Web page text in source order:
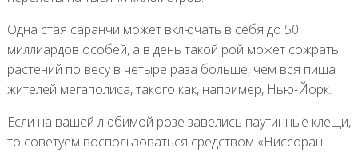
Одна стая саранчи может включать в себя до 50
миллиардов особей, а в день такой рой может сожрать
растений по весу в четыре раза больше, чем вся пища
жителей мегаполиса, такого как, например, Нью-Йорк.
Если на вашей любимой розе завелись паутинные клещи,
то советуем воспользоваться средством «Ниссоран